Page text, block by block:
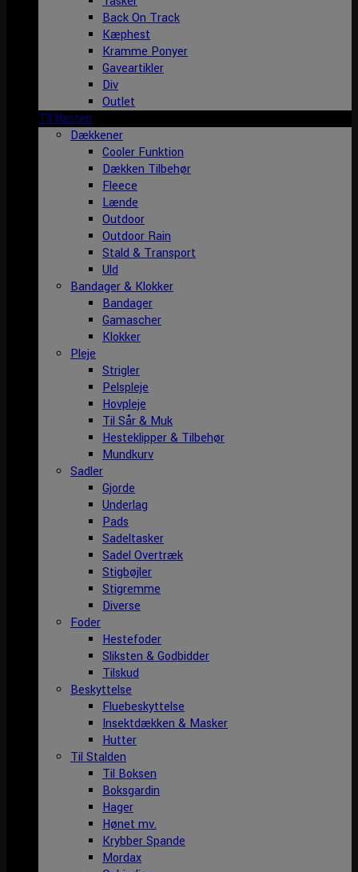
Back On Track
Kæphest
Kramme Ponyer
Gaveartikler
Div
Outlet
Til Hesten
Dækkener
Cooler Funktion
Dækken Tilbehør
Fleece
Lænde
Outdoor
Outdoor Rain
Stald & Transport
Uld
Bandager & Klokker
Bandager
Gamascher
Klokker
Pleje
Strigler
Pelspleje
Hovpleje
Til Sår & Muk
Hesteklipper & Tilbehør
Mundkurv
Sadler
Gjorde
Underlag
Pads
Sadeltasker
Sadel Overtræk
Stigbøjler
Stigremme
Diverse
Foder
Hestefoder
Sliksten & Godbidder
Tilskud
Beskyttelse
Fluebeskyttelse
Insektdækken & Masker
Hutter
Til Stalden
Til Boksen
Boksgardin
Hager
Hønet mv.
Krybber Spande
Mordax